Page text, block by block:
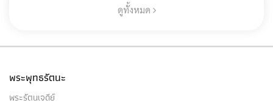
ดูทั้งหมด
พระพุทธรัตนะ
พระรัตนเจดีย์